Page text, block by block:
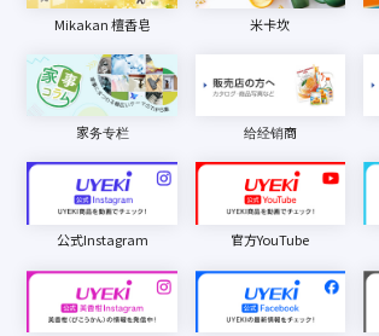
Mikakan 檀香皂 米卡坎
家务专栏 给经销商
公式Instagram 官方YouTube